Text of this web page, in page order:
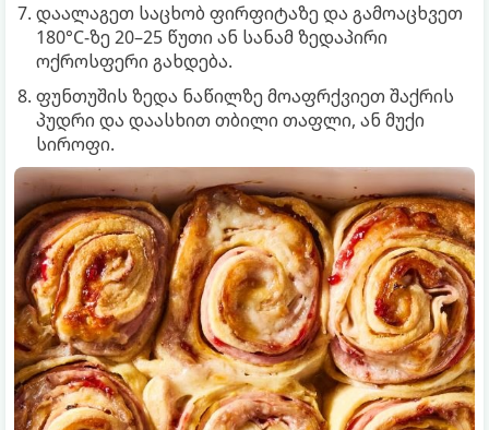
დაალაგეთ საცხობ ფირფიტაზე და გამოაცხვეთ
180°C-ზე 20–25 წუთი ან სანამ ზედაპირი
ოქროსფერი გახდება.
ფუნთუშის ზედა ნაწილზე მოაფრქვიეთ შაქრის
პუდრი და დაასხით თბილი თაფლი, ან მუქი
სიროფი.